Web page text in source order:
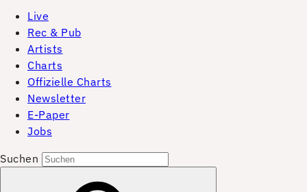
Live
Rec & Pub
Artists
Charts
Offizielle Charts
Newsletter
E-Paper
Jobs
Suchen